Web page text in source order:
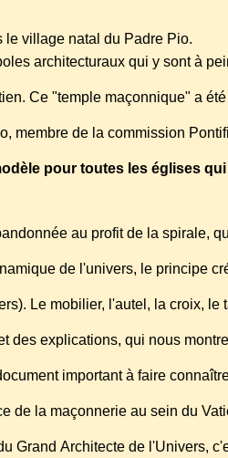
le village natal du Padre Pio.
architecturaux qui y sont à
Ce "temple maçonnique" a
membre de la commission
pour toutes les églises
au profit de la spirale,
de l'univers, le principe
Le mobilier, l'autel, la croix,
des explications, qui nous
important à faire
de la maçonnerie au sein du
Grand Architecte de l'Univers,